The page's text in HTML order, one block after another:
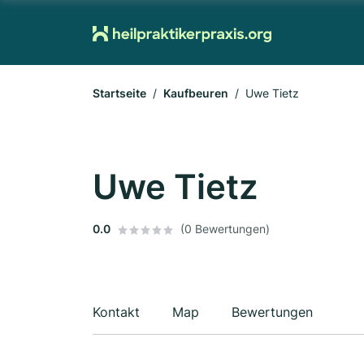
Startseite Kaufbeuren Uwe Tietz
Uwe Tietz
0.0 (0 Bewertungen)
Kontakt Map Bewertungen